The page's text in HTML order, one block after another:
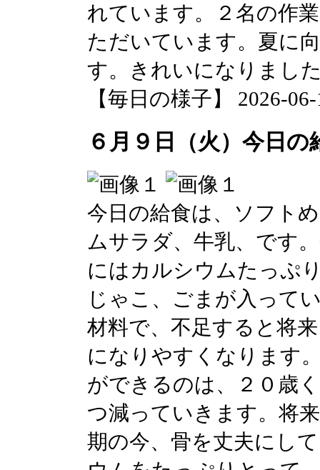
れています。２名の作
ただいています。夏に
す。きれいになりまし
【毎日の様子】 2026-
６月９日（火）今日の
今日の給食は、ソフト
ムサラダ、牛乳、です
にはカルシウムたっぷ
じゃこ、ごまが入って
材料で、不足すると将
になりやすくなります
ができるのは、２０歳
つ減っていきます。将
期の今、骨を丈夫にし